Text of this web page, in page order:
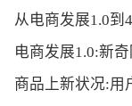
从电商发展1.0到
电商发展1.0:新
商品上新状况:用